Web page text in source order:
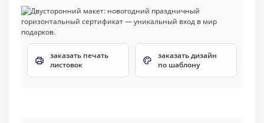
заказать печать
листовок
заказать дизайн
по шаблону